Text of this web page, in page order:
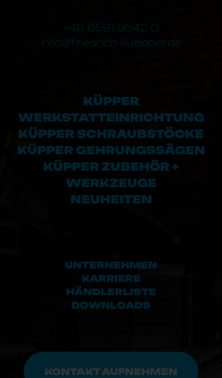
+49 6591 9542-0
info@friedrich-kuepper.de
KÜPPER
WERKSTATTEINRICHTUNG
KÜPPER SCHRAUBSTÖCKE
KÜPPER GEHRUNGSSÄGEN
KÜPPER ZUBEHÖR +
WERKZEUGE
NEUHEITEN
UNTERNEHMEN
KARRIERE
HÄNDLERLISTE
DOWNLOADS
KONTAKT AUFNEHMEN